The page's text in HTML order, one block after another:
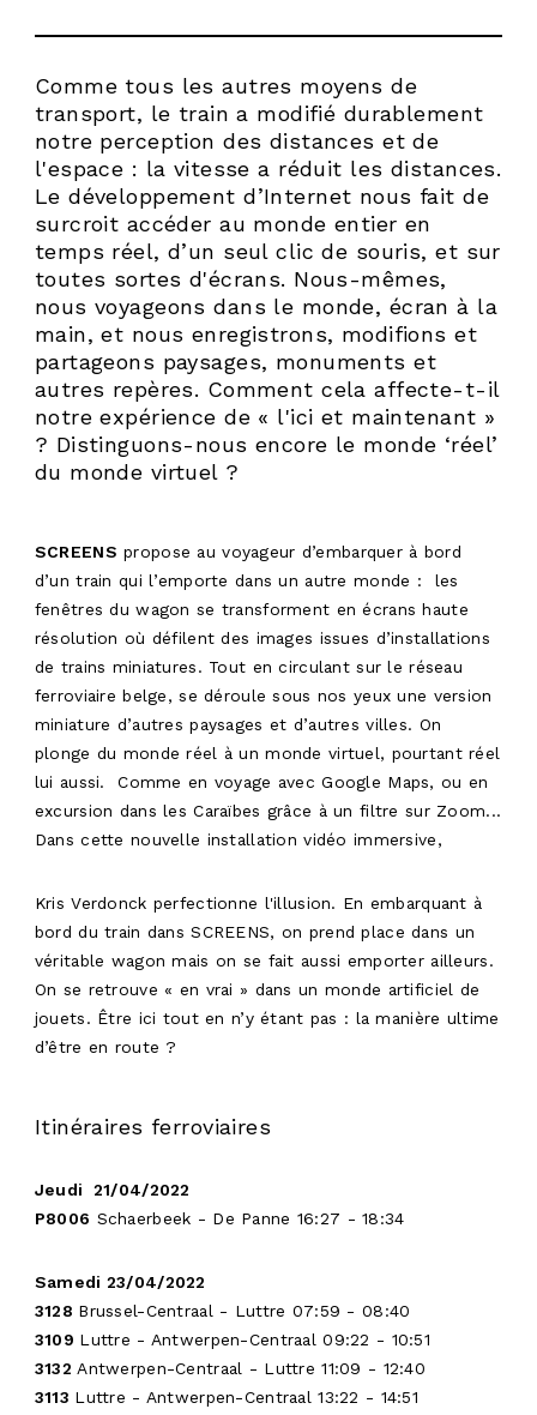
Comme tous les autres moyens de
transport, le train a modifié durablement
notre perception des distances et de
l'espace : la vitesse a réduit les distances.
Le développement d’Internet nous fait de
surcroit accéder au monde entier en
temps réel, d’un seul clic de souris, et sur
toutes sortes d'écrans. Nous-mêmes,
nous voyageons dans le monde, écran à la
main, et nous enregistrons, modifions et
partageons paysages, monuments et
autres repères. Comment cela affecte-t-il
notre expérience de « l'ici et maintenant »
? Distinguons-nous encore le monde ‘réel’
du monde virtuel ?
SCREENS propose au voyageur d’embarquer à bord
d’un train qui l’emporte dans un autre monde : les
fenêtres du wagon se transforment en écrans haute
résolution où défilent des images issues d’installations
de trains miniatures. Tout en circulant sur le réseau
ferroviaire belge, se déroule sous nos yeux une version
miniature d’autres paysages et d’autres villes. On
plonge du monde réel à un monde virtuel, pourtant réel
lui aussi. Comme en voyage avec Google Maps, ou en
excursion dans les Caraïbes grâce à un filtre sur Zoom...
Dans cette nouvelle installation vidéo immersive,
Kris Verdonck perfectionne l'illusion. En embarquant à
bord du train dans SCREENS, on prend place dans un
véritable wagon mais on se fait aussi emporter ailleurs.
On se retrouve « en vrai » dans un monde artificiel de
jouets. Être ici tout en n’y étant pas : la manière ultime
d’être en route ?
Itinéraires ferroviaires
Jeudi 21/04/2022
P8006 Schaerbeek - De Panne 16:27 - 18:34
Samedi 23/04/2022
3128 Brussel-Centraal - Luttre 07:59 - 08:40
3109 Luttre - Antwerpen-Centraal 09:22 - 10:51
3132 Antwerpen-Centraal - Luttre 11:09 - 12:40
3113 Luttre - Antwerpen-Centraal 13:22 - 14:51